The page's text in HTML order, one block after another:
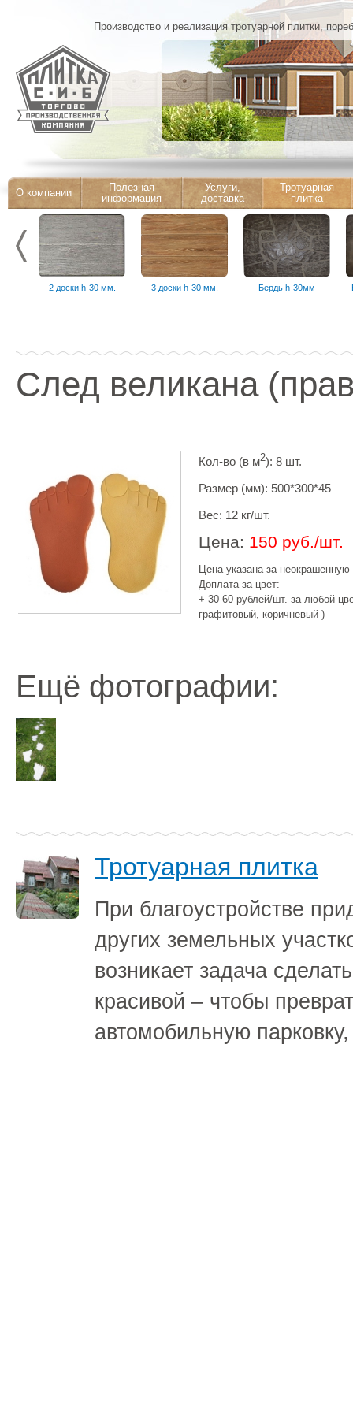
Производство и реализация тротуарной плитки,
О компании
Полезная
информация
Услуги,
доставка
Тротуарная
плитка
2 доски h-30 мм. 3 доски h-30 мм. Бердь h-30мм
След великана
Кол-во (в м2): 8 шт.
Размер (мм): 500*300*45
Вес: 12 кг/шт.
Цена: 150 руб./шт.
Цена указана за неокрашенную
Доплата за цвет:
+ 30-60 рублей/шт. за любой
графитовый, коричневый )
Ещё фотографии:
Тротуарная плитка
При благоустройстве
других земельных
возникает задача
красивой – чтобы
автомобильную